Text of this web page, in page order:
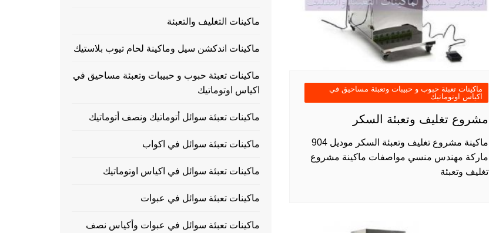
ماكينات تعبئة حبوب و حبيبات وتعبئة مساحيق في
اكياس اوتوماتيك
مشروع تغليف وتعبئة السكر
ماكينة مشروع تغليف وتعبئة السكر موديل 904
ماركة مهندس منسي مواصفات ماكينة مشروع
تغليف وتعبئة
ماكينات التغليف والتعبئة
ماكينات اندكشن سيل وماكينة لحام تيوب بلاستيك
ماكينات تعبئة حبوب و حبيبات وتعبئة مساحيق في
اكياس اوتوماتيك
ماكينات تعبئة سوائل أتوماتيك ونصف أتوماتيك
ماكينات تعبئة سوائل في اكواب
ماكينات تعبئة سوائل في اكياس اوتوماتيك
ماكينات تعبئة سوائل في عبوات
ماكينات تعبئة سوائل في عبوات وأكياس نصف